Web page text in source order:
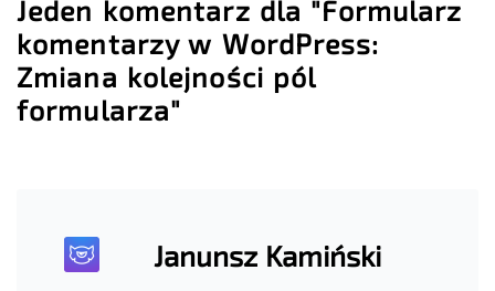
Jeden komentarz dla "Formularz
komentarzy w WordPress:
Zmiana kolejności pól
formularza"
Janunsz Kamiński